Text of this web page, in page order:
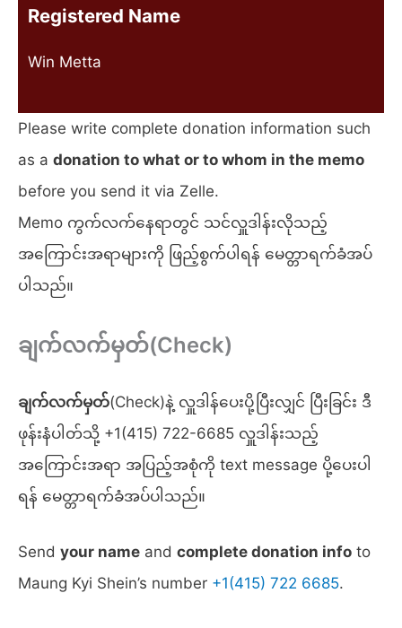
Registered Name
Win Metta
Please write complete donation information such
as a donation to what or to whom in the memo
before you send it via Zelle.
Memo ကွက်လက်နေရာတွင် သင်လှူဒါန်းလိုသည့်
အကြောင်းအရာများကို ဖြည့်စွက်ပါရန် မေတ္တာရက်ခံအပ်
ပါသည်။
ချက်လက်မှတ်(Check)
ချက်လက်မှတ်(Check)နဲ့ လှူဒါန်ပေးပို့ပြီးလျှင် ပြီးခြင်း ဒီ
ဖုန်းနံပါတ်သို့ +1(415) 722-6685 လှူဒါန်းသည့်
အကြောင်းအရာ အပြည့်အစုံကို text message ပို့ပေးပါ
ရန် မေတ္တာရက်ခံအပ်ပါသည်။
Send your name and complete donation info to
Maung Kyi Shein’s number +1(415) 722 6685.